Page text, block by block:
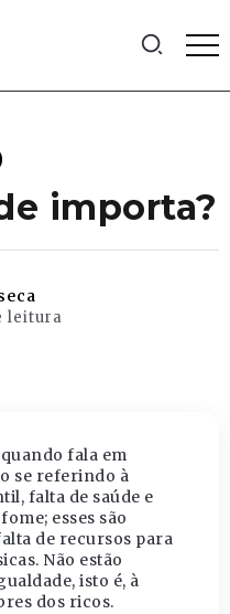
importa?
leitura
fala em
se referindo à
falta de saúde e
esses são
de recursos para
Não estão
isto é, à
dos ricos.